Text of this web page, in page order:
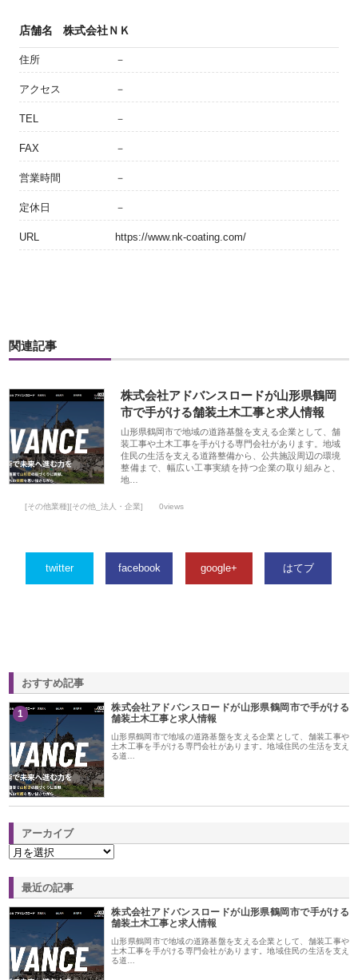
店舗名 株式会社ＮＫ
住所 －
アクセス －
TEL －
FAX －
営業時間 －
定休日 －
URL https://www.nk-coating.com/
関連記事
株式会社アドバンスロードが山形県鶴岡
市で手がける舗装土木工事と求人情報
山形県鶴岡市で地域の道路基盤を支える企業として、舗
装工事や土木工事を手がける専門会社があります。地域
住民の生活を支える道路整備から、公共施設周辺の環境
整備まで、幅広い工事実績を持つ企業の取り組みと、
地…
[その他業種][その他_法人・企業] 0views
twitter facebook google+ はてブ
おすすめ記事
1
株式会社アドバンスロードが山形県鶴岡市で手がける
舗装土木工事と求人情報
山形県鶴岡市で地域の道路基盤を支える企業として、舗装工事や
土木工事を手がける専門会社があります。地域住民の生活を支え
る道…
アーカイブ
最近の記事
株式会社アドバンスロードが山形県鶴岡市で手がける
舗装土木工事と求人情報
山形県鶴岡市で地域の道路基盤を支える企業として、舗装工事や
土木工事を手がける専門会社があります。地域住民の生活を支え
る道…